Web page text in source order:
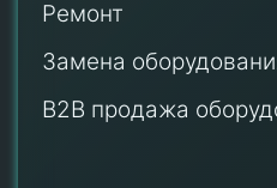
Ремонт
Замена
B2B продажа